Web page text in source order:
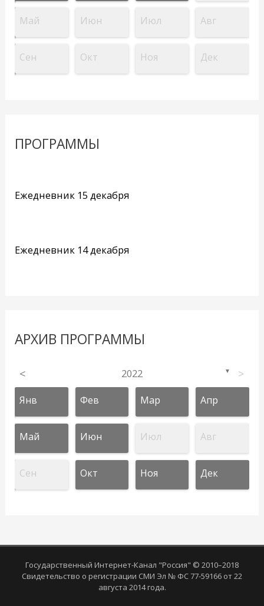
Май Июн Июл Авг
Сен Окт Ноя Дек
ПРОГРАММЫ
Ежедневник 15 декабря
Ежедневник 14 декабря
АРХИВ ПРОГРАММЫ
< 2022 ▼ >
Янв Фев Мар Апр
Май Июн Июл Авг
Сен Окт Ноя Дек
Государственный Интернет-Канал "Россия" © 2010–2018
Свидетельство о регистрации СМИ Эл № ФС 77-59166 от 22
августа 2014 года.